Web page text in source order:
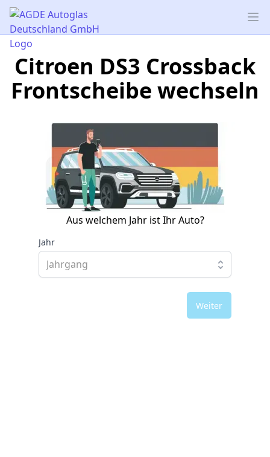
AGDE Autoglas Deutschland GmbH
Citroen DS3 Crossback
Frontscheibe wechseln
Aus welchem Jahr ist Ihr Auto?
Jahr
Weiter